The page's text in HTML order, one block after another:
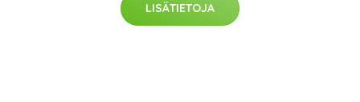
LISÄTIETOJA